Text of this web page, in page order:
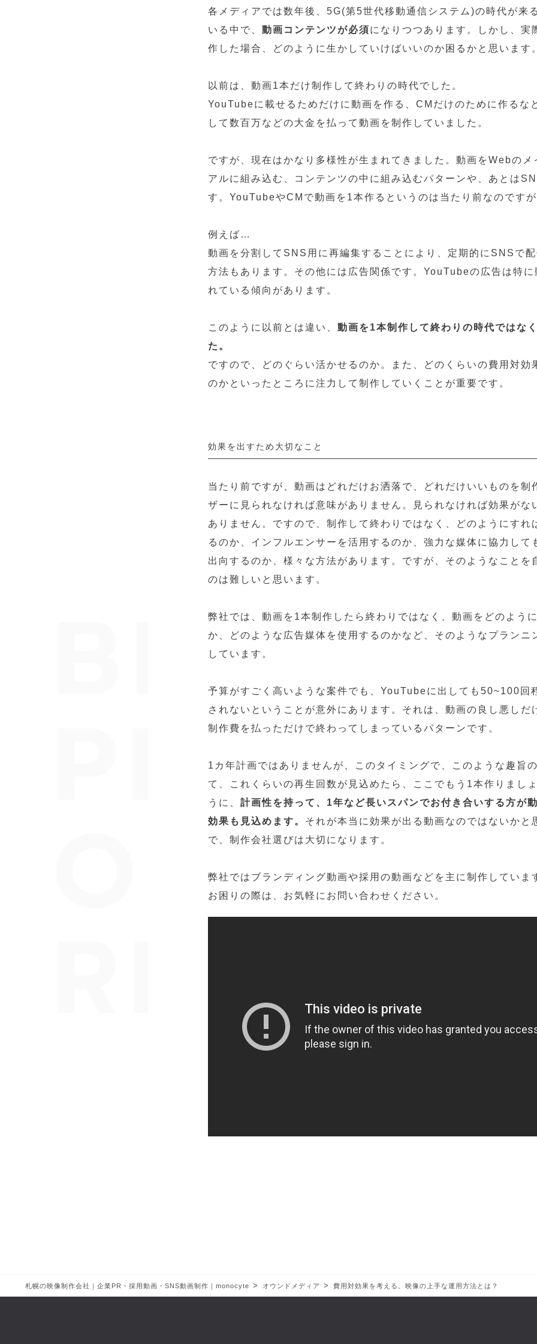
各メディアでは数年後、5G(第5世代移動通信システム)の時代が来
いる中で、 動画コンテンツが必須になりつつあります。しかし、実
作した場合、どのように生かしていけばいいのか困るかと思います。
以前は、動画1本だけ制作して終わりの時代でした。
YouTubeに載せるためだけに動画を作る、CMだけのために作るな
して数百万などの大金を払って動画を制作していました。
ですが、現在はかなり多様性が生まれてきました。動画をWebのメ
アルに組み込む、コンテンツの中に組み込むパターンや、あとは
す。YouTubeやCMで動画を1本作るというのは当たり前なのですが
例えば…
動画を分割してSNS用に再編集することにより、定期的にSNSで配
方法もあります。その他には広告関係です。YouTubeの広告は特に
れている傾向があります。
このように以前とは違い、 動画を1本制作して終わりの時代ではな
た。
ですので、どのぐらい活かせるのか。また、どのくらいの費用対効
のかといったところに注力して制作していくことが重要です。
効果を出すため大切なこと
当たり前ですが、動画はどれだけお洒落で、どれだけいいものを制
ザーに見られなければ意味がありません。見られなければ効果がな
ありません。ですので、制作して終わりではなく、どのようにすれ
るのか、インフルエンサーを活用するのか、強力な媒体に協力して
出向するのか、様々な方法があります。ですが、そのようなことを
のは難しいと思います。
弊社では、動画を1本制作したら終わりではなく、動画をどのように
か、どのような広告媒体を使用するのかなど、そのようなプランニ
しています。
予算がすごく高いような案件でも、YouTubeに出しても50~100回
されないということが意外にあります。それは、動画の良し悪しだ
制作費を払っただけで終わってしまっているパターンです。
1カ年計画ではありませんが、このタイミングで、このような趣旨
て、これくらいの再生回数が見込めたら、ここでもう1本作りまし
うに、 計画性を持って、1年など長いスパンでお付き合いする方が
効果も見込めます。 それが本当に効果が出る動画なのではないかと
で、制作会社選びは大切になります。
弊社ではブランディング動画や採用の動画などを主に制作していま
お困りの際は、お気軽にお問い合わせください。
札幌の映像制作会社｜企業PR・採用動画・SNS動画制作｜monocyte > オウンドメディア >費用対効果を考える。映像の上手な運用方法とは？